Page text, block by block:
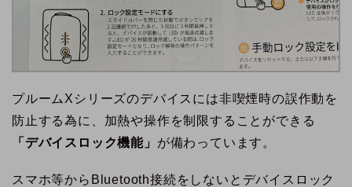
プルームXシリーズのデバイスには非喫煙時の誤作動を
防止する為に、加熱や操作を制限することができる
「デバイスロック機能」 が備わっています。
スマホ等からBluetooth接続をしないとデバイスロック